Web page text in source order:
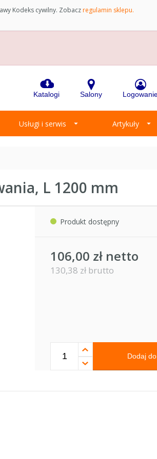
Kodeks cywilny. Zobaczregulamin sklepu.
Katalogi Salony
Usługi i serwis Artykuły
L 1200 mm
Produkt dostępny
106,00 zł netto
130,38 zł brutto
Dodaj